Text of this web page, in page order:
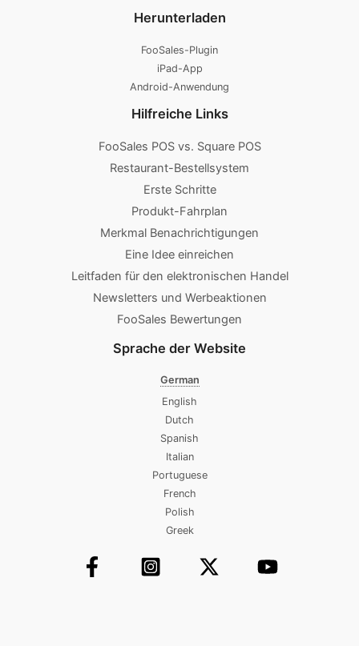
Herunterladen
FooSales-Plugin
iPad-App
Android-Anwendung
Hilfreiche Links
FooSales POS vs. Square POS
Restaurant-Bestellsystem
Erste Schritte
Produkt-Fahrplan
Merkmal Benachrichtigungen
Eine Idee einreichen
Leitfaden für den elektronischen Handel
Newsletters und Werbeaktionen
FooSales Bewertungen
Sprache der Website
German
English
Dutch
Spanish
Italian
Portuguese
French
Polish
Greek